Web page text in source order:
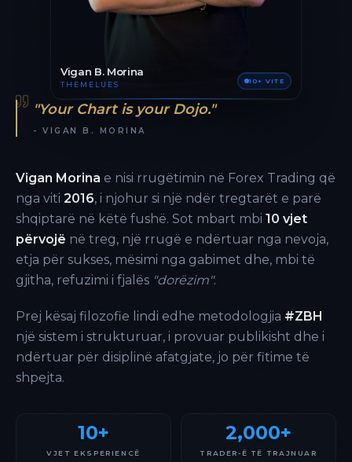
Vigan B. Morina
THEMELUES 10+ VITE
"Your Chart is your Dojo."
- VIGAN B. MORINA
Vigan Morina e nisi rrugëtimin në Forex Trading që
nga viti 2016, i njohur si një ndër tregtarët e parë
shqiptarë në këtë fushë. Sot mbart mbi 10 vjet
përvojë në treg, një rrugë e ndërtuar nga nevoja,
etja për sukses, mësimi nga gabimet dhe, mbi të
gjitha, refuzimi i fjalës "dorëzim".
Prej kësaj filozofie lindi edhe metodologjia #ZBH
një sistem i strukturuar, i provuar publikisht dhe i
ndërtuar për disiplinë afatgjate, jo për fitime të
shpejta.
10+
VJET EKSPERIENCË
2,000+
TRADER-Ë TË TRAJNUAR